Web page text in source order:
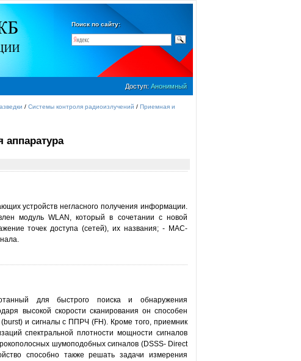
Поиск по сайту:
Доступ: Анонимный
/ Системы контроля радиоизлучений / Приемная и
устройств негласного получения информации.
модуль WLAN, который в сочетании с новой
точек доступа (сетей), их названия; - МАС-
для быстрого поиска и обнаружения
высокой скорости сканирования он способен
и сигналы с ППРЧ (FH). Кроме того, приемник
спектральной плотности мощности сигналов
шумоподобных сигналов (DSSS- Direct
способно также решать задачи измерения